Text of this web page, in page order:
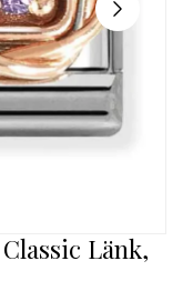
Länk,